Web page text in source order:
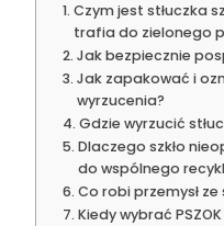
Czym jest stłuczka
trafia do zielonego
Jak bezpiecznie
Jak zapakować i
wyrzucenia?
Gdzie wyrzucić
Dlaczego szkło
do wspólnego
Co robi przemysł
Kiedy wybrać